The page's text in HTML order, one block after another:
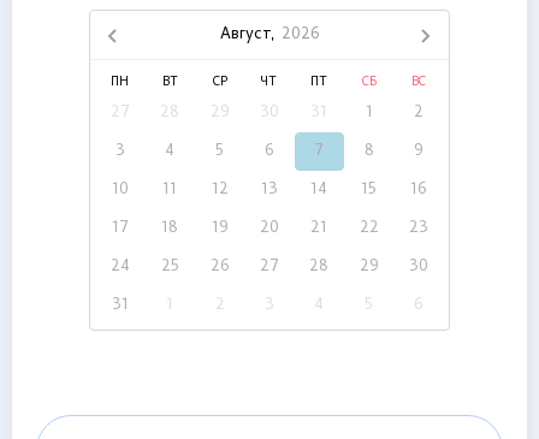
Август, 2026
ПН ВТ СР ЧТ СБ ВС
27 28 29 30 31 1 2
3 4 5 6 7 8 9
10 11 12 13 14 15 16
17 18 19 20 21 22 23
24 25 26 27 28 29 30
31 1 2 3 4 5 6